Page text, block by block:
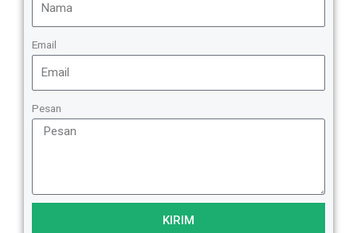
Email
Pesan
KIRIM